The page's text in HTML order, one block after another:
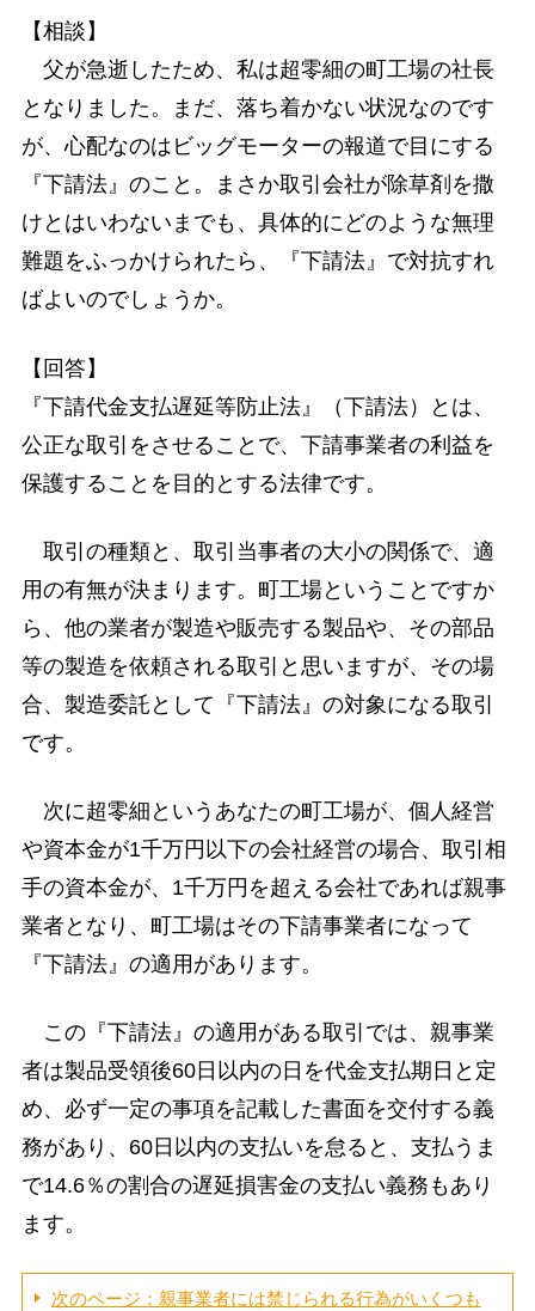
【相談】
父が急逝したため、私は超零細の町工場の社長
となりました。まだ、落ち着かない状況なのです
が、心配なのはビッグモーターの報道で目にする
『下請法』のこと。まさか取引会社が除草剤を撒
けとはいわないまでも、具体的にどのような無理
難題をふっかけられたら、『下請法』で対抗すれ
ばよいのでしょうか。
【回答】
『下請代金支払遅延等防止法』（下請法）とは、
公正な取引をさせることで、下請事業者の利益を
保護することを目的とする法律です。
取引の種類と、取引当事者の大小の関係で、適
用の有無が決まります。町工場ということですか
ら、他の業者が製造や販売する製品や、その部品
等の製造を依頼される取引と思いますが、その場
合、製造委託として『下請法』の対象になる取引
です。
次に超零細というあなたの町工場が、個人経営
や資本金が1千万円以下の会社経営の場合、取引相
手の資本金が、1千万円を超える会社であれば親事
業者となり、町工場はその下請事業者になって
『下請法』の適用があります。
この『下請法』の適用がある取引では、親事業
者は製品受領後60日以内の日を代金支払期日と定
め、必ず一定の事項を記載した書面を交付する義
務があり、60日以内の支払いを怠ると、支払うま
で14.6％の割合の遅延損害金の支払い義務もあり
ます。
次のページ：親事業者には禁じられる行為がいくつも